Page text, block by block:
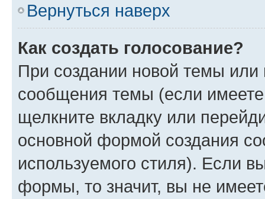
Вернуться наверх
Как создать голосование?
При создании новой темы или
сообщения темы (если
щелкните вкладку или
основной формой создания
используемого стиля). Если
формы, то значит, вы не